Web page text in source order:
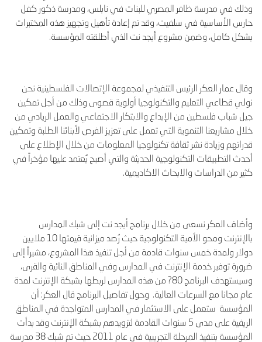
وذلك في مدرسة ظافر المصري للبنات في نابلس، ومدرسة ذكور كفل
حارس الأساسية في سلفيت، وقد تم إعادة تأهيل وتجهيز هذه المختبرات
بشكل كامل، وضمن مشروع أبجد نت الذي أطلقته المؤسسة.
وقال عمار العكر الرئيس التنفيذي لمجموعة الإتصالات الفلسطينية نحن
نولي قطاعي التعليم والتكنولوجيا أولوية قصوى وذلك من أجل تمكين
جيل شباب فلسطين من الإبداع والابتكار الاجتماعي والعمل الريادي من
خلال مشاريعنا التنموية التي تعمل على تعزيز الفرص لأبنائنا الطلبة وتمكين
قدراتهم وزيادة نشر ثقافة تكنولوجيا المعلومات من خلال الإطلاع على
أحدث التطبيقات التكنولوجية الحديثة والتي أصبح يُعتمد عليها مؤخراً في
كثير من الدراسات والابحاث الاكاديمية.
وأضاف العكر نسعى من خلال برنامج أبجد نت إلى شبك المدارس
بالإنترنت ومحو الأمية التكنولوجية حيث رُصد ميزانية قيمتها 10 ملايين
دولار ولمدة خمس سنوات قادمة من أجل تنفيذ هذا المشروع، مشيراً إلى
ضرورة توفير خدمة الإنترنت في المدارس وفي المناطق النائية والقرى،
وسيستهدف البرنامج 80? من هذه المدارس لربطها بشبكة الإنترنت لمدة
عام مجانا مع السرعات العالية. وحول تفاصيل البرنامج قال العكر: أن
المؤسسة ستعمل على الاستثمار في المدارس المتواجدة في المناطق
الريفية على مدى 5 سنوات القادمة لتزويدهم بشبكة الإنترنت وقد بدأت
المؤسسة بتنفيذ المرحلة التجريبية في عام 2011 حيث تم شبك 38 مدرسة